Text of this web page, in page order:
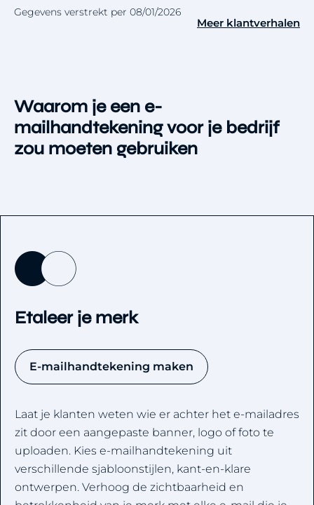
Gegevens verstrekt per 08/01/2026
Meer klantverhalen
Waarom je een e-
mailhandtekening voor je bedrijf
zou moeten gebruiken
Etaleer je merk
E-mailhandtekening maken
Laat je klanten weten wie er achter het e-mailadres
zit door een aangepaste banner, logo of foto te
uploaden. Kies e-mailhandtekening uit
verschillende sjabloonstijlen, kant-en-klare
ontwerpen. Verhoog de zichtbaarheid en